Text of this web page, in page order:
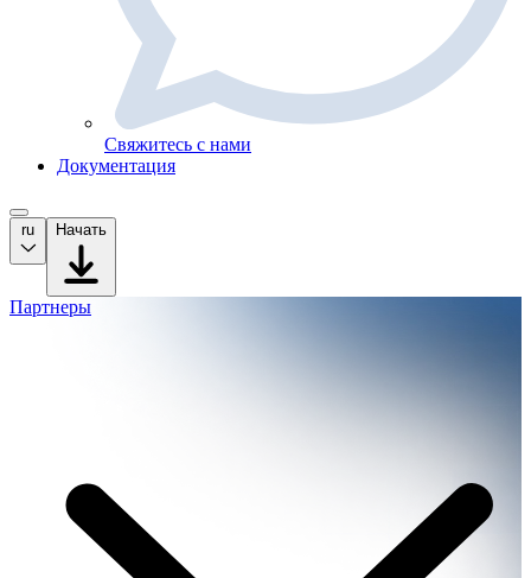
Свяжитесь с нами
Документация
ru Начать
Партнеры